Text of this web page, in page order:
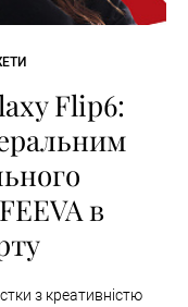
Flip6:
в
з креативністю